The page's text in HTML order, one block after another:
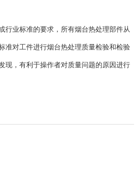
行业标准的要求，所有烟台热处理部件从
准对工件进行烟台热处理质量检验和检验
现，有利于操作者对质量问题的原因进行